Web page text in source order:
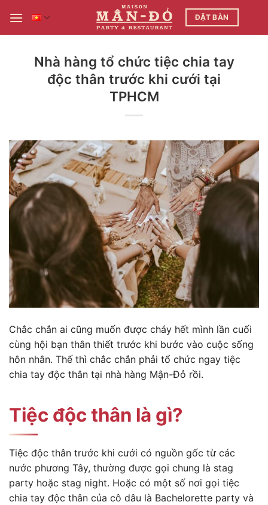
qua
nội
ĐẶT BÀN
Nhà hàng tổ chức tiệc chia tay
độc thân trước khi cưới tại
TPHCM
Chắc chắn ai cũng muốn được cháy hết mình lần cuối
cùng hội bạn thân thiết trước khi bước vào cuộc sống
hôn nhân. Thế thì chắc chắn phải tổ chức ngay tiệc
chia tay độc thân tại nhà hàng Mận-Đỏ rồi.
Tiệc độc thân là gì?
Tiệc độc thân trước khi cưới có nguồn gốc từ các
nước phương Tây, thường được gọi chung là stag
party hoặc stag night. Hoặc có một số nơi gọi tiệc
chia tay độc thân của cô dâu là Bachelorette party và